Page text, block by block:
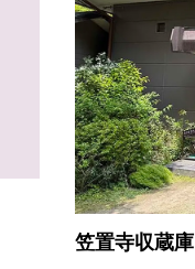
笠置寺収蔵庫